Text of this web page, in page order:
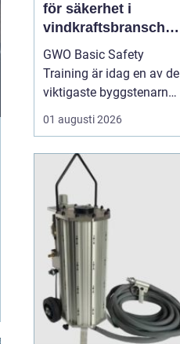
för säkerhet i
vindkraftsbransche
n
GWO Basic Safety
Training är idag en av de
viktigaste byggstenarna
för alla som vill arbeta
professionellt inom
skapar en gemensam
säkerhetsnivå i en
bransch där jobbet ofta
sker långt frå...
01 augusti 2026